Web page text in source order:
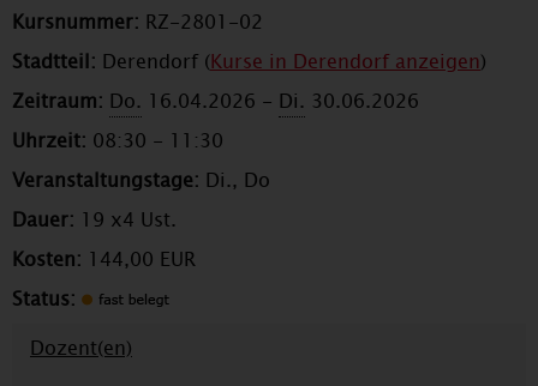
Kursnummer: RZ-2801-02
Stadtteil: Derendorf (Kurse in Derendorf anzeigen)
Zeitraum: Do. 16.04.2026 - Di. 30.06.2026
Uhrzeit: 08:30 - 11:30
Veranstaltungstage: Di., Do
Dauer: 19 x4 Ust.
Kosten: 144,00 EUR
Status:
Dozent(en)